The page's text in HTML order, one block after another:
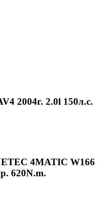
2004г. 2.0l 150л.с.
4MATIC W166
620N.m.